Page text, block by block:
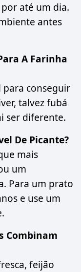
até um dia.
antes
A Farinha
para conseguir
talvez fubá
ser diferente.
De Picante?
mais
um
Para um prato
e use um
Combinam
feijão